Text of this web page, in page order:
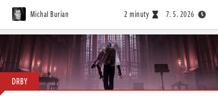
Michal Burian 2 minuty 7. 5. 2026
DRBY